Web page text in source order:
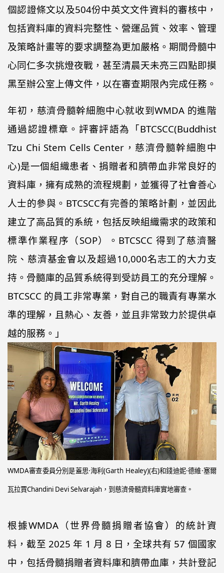
個認證條文以及504份中英文文件資料的審核中，
包括資料庫的資料完整性、營運品質、效率、管理
及策略計畫等的要求調整為更加嚴格。期間骨髓中
心同仁多次挑燈夜戰，甚至清晨天未亮三四點即摸
黑至辦公室上傳文件，以在審查期限內完成任務。
年初，慈濟骨髓幹細胞中心就收到WMDA 的進階
通過認證標章。評審評語為「BTCSCC(Buddhist
Tzu Chi Stem Cells Center，慈濟骨髓幹細胞中
心)是一個組織患者、捐贈者和臍帶血非常良好的
資料庫，擁有成熟的流程規劃，並獲得了社會善心
人士的參與。BTCSCC有完善的策略計劃，並因此
建立了高品質的系統，包括反映組織需求的政策和
標準作業程序（SOP）。BTCSCC 得到了慈濟醫
院、慈濟基金會以及超過10,000名志工的大力支
持。骨髓庫的品質系統得到受訪員工的充分理解。
BTCSCC 的員工非常專業，對自己的職責有專業水
準的理解，且熱心、友善，並且非常致力於提供卓
越的服務。」
WMDA審查委員分別是蓋思·海利(Garth Healey)(右)和錢迪妮·德維·塞爾
瓦拉賈Chandini Devi Selvarajah，到慈濟骨髓資料庫實地審查。
根據WMDA（世界骨髓捐贈者協會）的統計資
料，截至 2025 年 1 月 8 日，全球共有 57 個國家
中，包括骨髓捐贈者資料庫和臍帶血庫，共計登記